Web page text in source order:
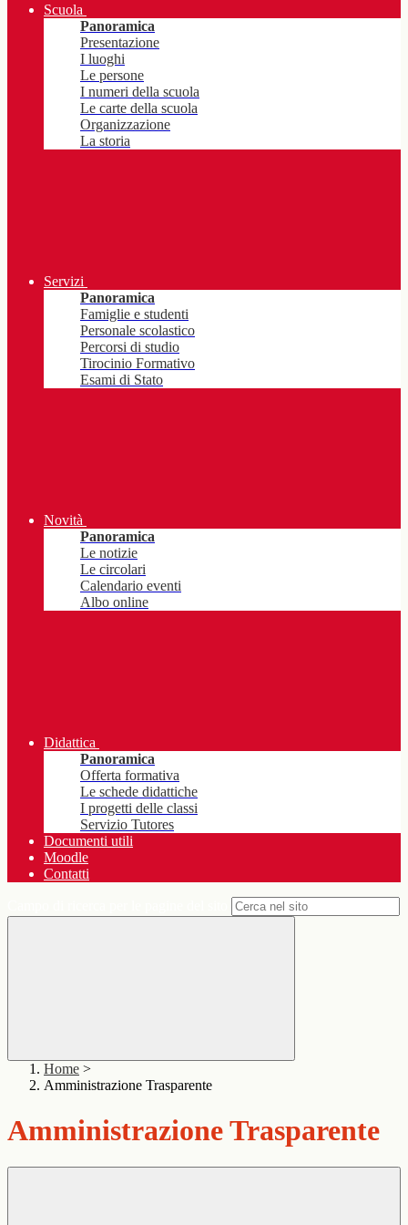
Scuola
Panoramica
Presentazione
I luoghi
Le persone
I numeri della scuola
Le carte della scuola
Organizzazione
La storia
Servizi
Panoramica
Famiglie e studenti
Personale scolastico
Percorsi di studio
Tirocinio Formativo
Esami di Stato
Novità
Panoramica
Le notizie
Le circolari
Calendario eventi
Albo online
Didattica
Panoramica
Offerta formativa
Le schede didattiche
I progetti delle classi
Servizio Tutores
Documenti utili
Moodle
Contatti
Home >
Amministrazione Trasparente
Amministrazione Trasparente